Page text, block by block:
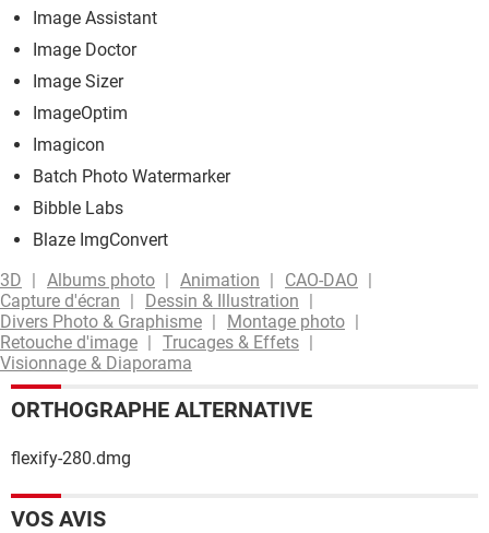
Image Assistant
Image Doctor
Image Sizer
ImageOptim
Imagicon
Batch Photo Watermarker
Bibble Labs
Blaze ImgConvert
3D
Albums photo Animation
CAO-DAO
Capture d'écran
Dessin & Illustration
Divers Photo & Graphisme
Montage photo
Retouche d'image
Trucages & Effets
Visionnage & Diaporama
ORTHOGRAPHE ALTERNATIVE
flexify-280.dmg
VOS AVIS